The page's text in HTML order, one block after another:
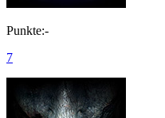
Punkte:-
7